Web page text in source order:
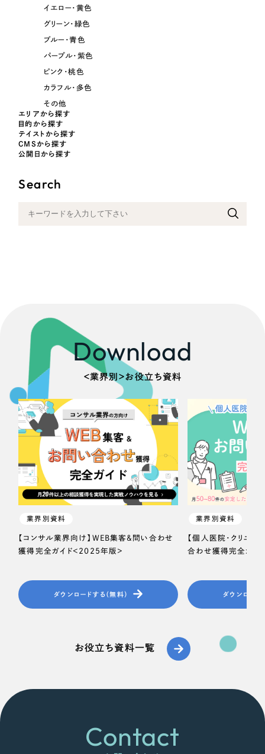
イエロー・黄色
グリーン・緑色
ブルー・青色
パープル・紫色
ピンク・桃色
カラフル・多色
その他
エリアから探す
目的から探す
テイストから探す
CMSから探す
公開日から探す
Search
Download
＜業界別＞お役立ち資料
業界別資料
【コンサル業界向け】WEB集客＆問い合わせ
獲得完全ガイド＜2025年版＞
ダウンロードする（無料）
業界別資料
【個人医院・クリニッ
合わせ獲得完全ガイ
ダウンロード
お役立ち資料一覧
Contact